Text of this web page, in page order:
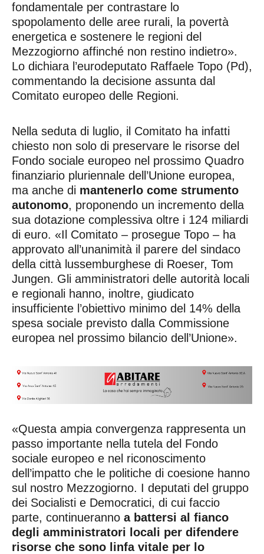
fondamentale per contrastare lo
spopolamento delle aree rurali, la povertà
energetica e sostenere le regioni del
Mezzogiorno affinché non restino indietro».
Lo dichiara l’eurodeputato Raffaele Topo (Pd),
commentando la decisione assunta dal
Comitato europeo delle Regioni.
Nella seduta di luglio, il Comitato ha infatti
chiesto non solo di preservare le risorse del
Fondo sociale europeo nel prossimo Quadro
finanziario pluriennale dell’Unione europea,
ma anche di mantenerlo come strumento
autonomo, proponendo un incremento della
sua dotazione complessiva oltre i 124 miliardi
di euro. «Il Comitato – prosegue Topo – ha
approvato all’unanimità il parere del sindaco
della città lussemburghese di Roeser, Tom
Jungen. Gli amministratori delle autorità locali
e regionali hanno, inoltre, giudicato
insufficiente l’obiettivo minimo del 14% della
spesa sociale previsto dalla Commissione
europea nel prossimo bilancio dell’Unione».
«Questa ampia convergenza rappresenta un
passo importante nella tutela del Fondo
sociale europeo e nel riconoscimento
dell’impatto che le politiche di coesione hanno
sul nostro Mezzogiorno. I deputati del gruppo
dei Socialisti e Democratici, di cui faccio
parte, continueranno a battersi al fianco
degli amministratori locali per difendere
risorse che sono linfa vitale per lo